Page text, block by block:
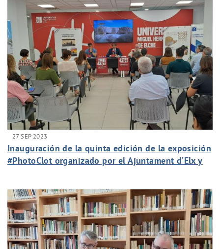
27 SEP 2023
Inauguración de la quinta edición de la exposición
#PhotoClot organizado por el Ajuntament d’Elx y